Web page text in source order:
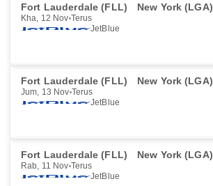
Fort Lauderdale (FLL) New York (LGA)
Kha, 12 Nov Terus
JetBlue
Fort Lauderdale (FLL) New York (LGA)
Jum, 13 Nov Terus
JetBlue
Fort Lauderdale (FLL) New York (LGA)
Rab, 11 Nov Terus
JetBlue